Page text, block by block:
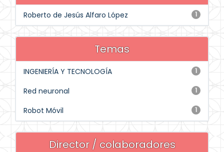
1
Roberto de Jesús Alfaro López
Temas
1
INGENIERÍA Y TECNOLOGÍA
1
Red neuronal
1
Robot Móvil
Director / colaboradores